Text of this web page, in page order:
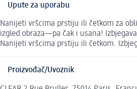
Upute za uporabu
Nanijeti vršcima prstiju ili četkom za
izgled obraza—pa čak i usana!
Nanijeti vršcima prstiju ili četkom.
Proizvođač/Uvoznik